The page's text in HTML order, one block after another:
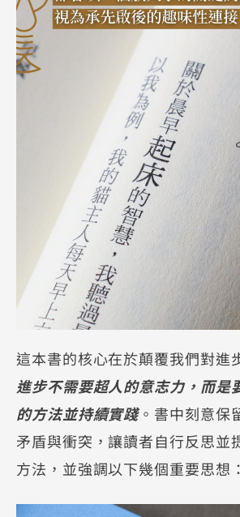
這本書的核心在於顛覆我們對進
進步不需要超人的意志力，而是
的方法並持續實踐。書中刻意保
矛盾與衝突，讓讀者自行反思並
方法，並強調以下幾個重要思想：